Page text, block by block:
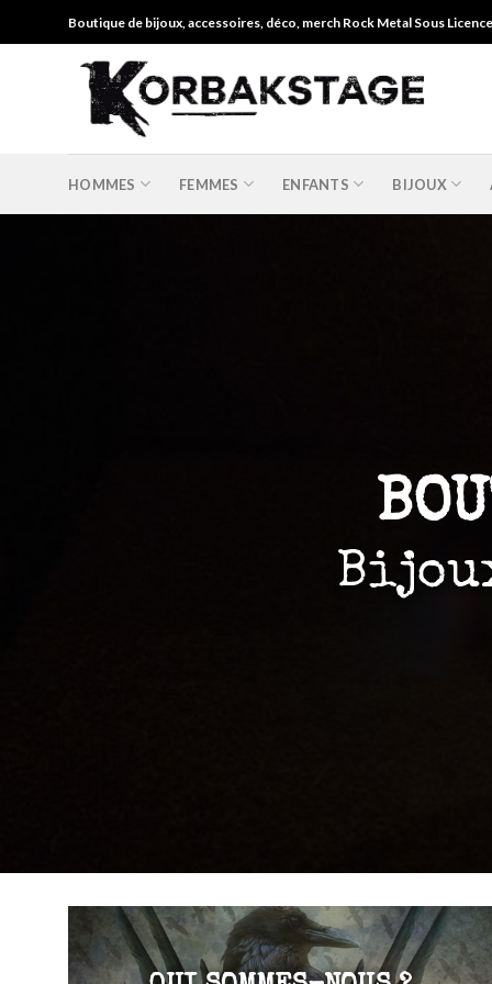
to
Boutique de bijoux, accessoires, déco, merch Rock Metal Sous
HOMMES FEMMES ENFANTS BIJOUX